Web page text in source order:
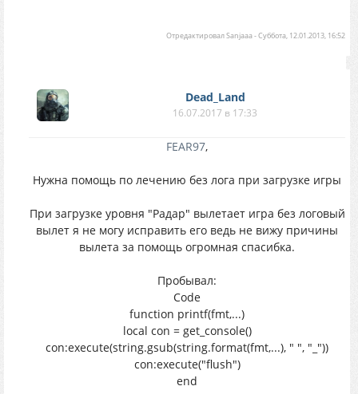
ОтредактировалSanjaaa-Суббота, 12.01.2013, 16:52
Dead_Land
16.07.2017 в 17:33
FEAR97,
Нужна помощь по лечению без лога при загрузке игры
При загрузке уровня "Радар" вылетает игра без логовый
вылет я не могу исправить его ведь не вижу причины
вылета за помощь огромная спасибка.
Пробывал:
Code
function printf(fmt,...)
local con = get_console()
con:execute(string.gsub(string.format(fmt,...), " ", "_"))
con:execute("flush")
end